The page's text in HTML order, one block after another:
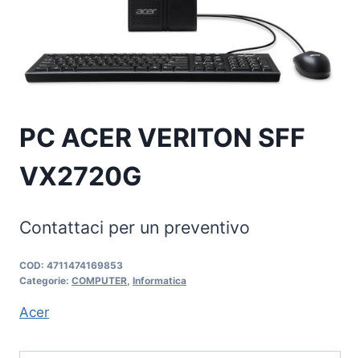
PC ACER VERITON SFF
VX2720G
Contattaci per un preventivo
COD: 4711474169853
Categorie: COMPUTER Informatica
Acer